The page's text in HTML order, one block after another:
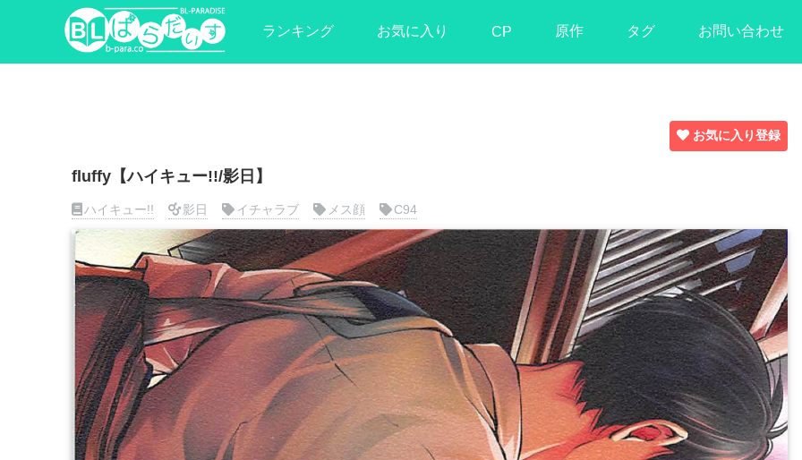
ランキング お気に入り CP 原作 タグ お問い合わせ
お気に入り登録
fluffy【ハイキュー!!/影日】
ハイキュー!! 影日 イチャラブ メス顔 C94